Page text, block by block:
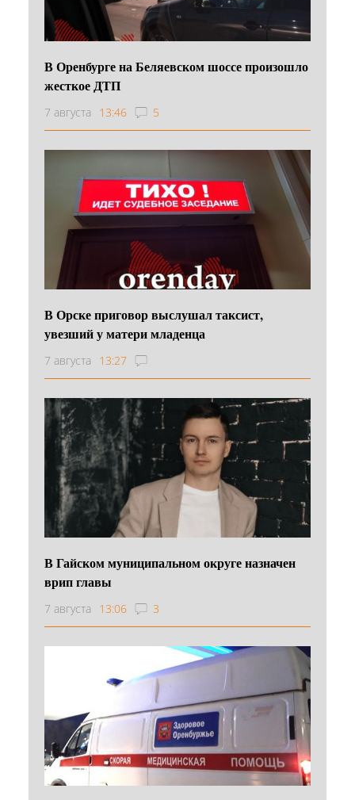
В Оренбурге на Беляевском шоссе произошло
жесткое ДТП
7 августа 13:46 5
В Орске приговор выслушал таксист,
увезший у матери младенца
7 августа 13:27
В Гайском муниципальном округе назначен
врип главы
7 августа 13:06 3